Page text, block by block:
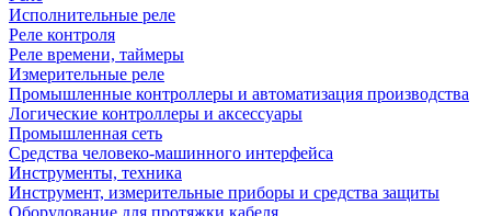
Исполнительные реле
Реле контроля
Реле времени, таймеры
Измерительные реле
Промышленные контроллеры и автоматизация производства
Логические контроллеры и аксессуары
Промышленная сеть
Средства человеко-машинного интерфейса
Инструменты, техника
Инструмент, измерительные приборы и средства защиты
Оборудование для протяжки кабеля